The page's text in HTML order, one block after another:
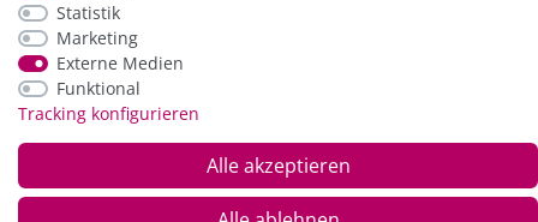
*Alle Preise inkl. der gesetzl. MwSt. zzgl.
und Versandkosten
Statistik
Marketing
Externe Medien
Funktional
Tracking konfigurieren
Alle akzeptieren